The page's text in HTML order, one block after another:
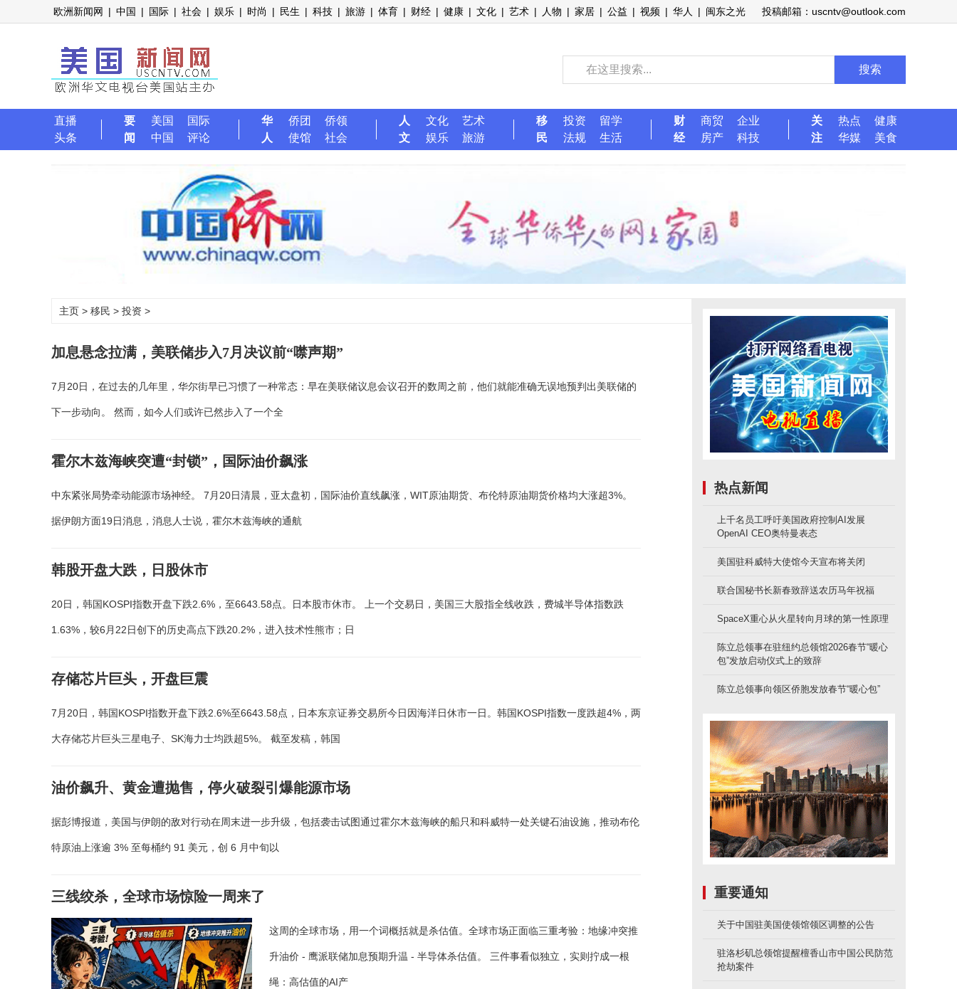
欧洲新闻网 | 中国 | 国际 | 社会 | 娱乐 | 时尚 | 民生 | 科技 | 旅游 | 体育 | 财经 | 健康 | 文化 | 艺术 | 人物 | 家居 | 公益 | 视频 | 华人 | 闽东之光 投稿邮箱：uscntv@outlook.com
搜索
直播
头条
要
闻
美国
国际
中国
评论
华
人
侨团
侨领
使馆
社会
人
文
文化
艺术
娱乐
旅游
移
民
投资
留学
法规
生活
财
经
商贸
企业
房产
科技
关
注
热点
健康
华媒
美食
主页 > 移民 > 投资 >
加息悬念拉满，美联储步入7月决议前“噤声期”
7月20日，在过去的几年里，华尔街早已习惯了一种常态：早在美联储议息会议召开的数周之前，他们就能准确无误地预判出美联储的
下一步动向。 然而，如今人们或许已然步入了一个全
霍尔木兹海峡突遭“封锁”，国际油价飙涨
中东紧张局势牵动能源市场神经。 7月20日清晨，亚太盘初，国际油价直线飙涨，WIT原油期货、布伦特原油期货价格均大涨超3%。
据伊朗方面19日消息，消息人士说，霍尔木兹海峡的通航
韩股开盘大跌，日股休市
20日，韩国KOSPI指数开盘下跌2.6%，至6643.58点。日本股市休市。 上一个交易日，美国三大股指全线收跌，费城半导体指数跌
1.63%，较6月22日创下的历史高点下跌20.2%，进入技术性熊市；日
存储芯片巨头，开盘巨震
7月20日，韩国KOSPI指数开盘下跌2.6%至6643.58点，日本东京证券交易所今日因海洋日休市一日。韩国KOSPI指数一度跌超4%，两
大存储芯片巨头三星电子、SK海力士均跌超5%。 截至发稿，韩国
油价飙升、黄金遭抛售，停火破裂引爆能源市场
据彭博报道，美国与伊朗的敌对行动在周末进一步升级，包括袭击试图通过霍尔木兹海峡的船只和科威特一处关键石油设施，推动布伦
特原油上涨逾 3% 至每桶约 91 美元，创 6 月中旬以
三线绞杀，全球市场惊险一周来了
这周的全球市场，用一个词概括就是杀估值。全球市场正面临三重考验：地缘冲突推
升油价 - 鹰派联储加息预期升温 - 半导体杀估值。 三件事看似独立，实则拧成一根
绳：高估值的AI产
热点新闻
上千名员工呼吁美国政府控制AI发展
OpenAI CEO奥特曼表态
美国驻科威特大使馆今天宣布将关闭
联合国秘书长新春致辞送农历马年祝福
SpaceX重心从火星转向月球的第一性原理
陈立总领事在驻纽约总领馆2026春节“暖心
包”发放启动仪式上的致辞
陈立总领事向领区侨胞发放春节“暖心包”
重要通知
关于中国驻美国使领馆领区调整的公告
驻洛杉矶总领馆提醒檀香山市中国公民防范
抢劫案件